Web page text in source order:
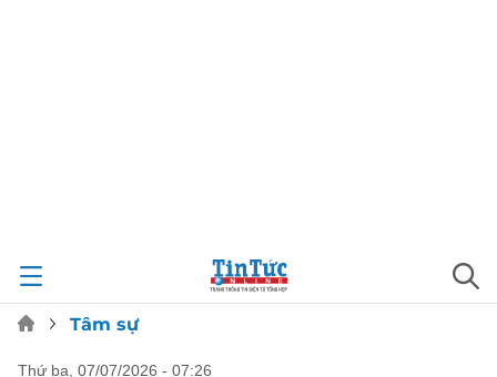
Tâm sự
thứ ba, 07/07/2026 - 07:26